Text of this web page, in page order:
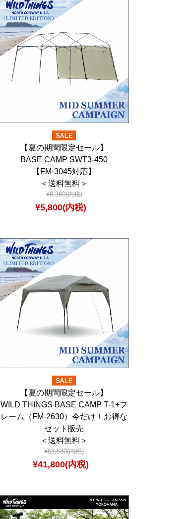
【夏の期間限定セール】
BASE CAMP SWT3-450
【FM-3045対応】
＜送料無料＞
¥8,360(内税)
¥5,800(内税)
【夏の期間限定セール】
WILD THINGS BASE CAMP T-1+フ
レーム（FM-2630）今だけ！お得な
セット販売
＜送料無料＞
¥63,580(内税)
¥41,800(内税)